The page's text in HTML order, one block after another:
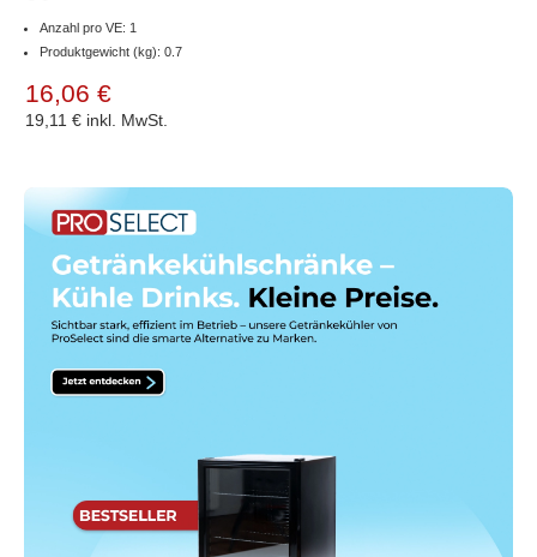
Anzahl pro VE: 1
Produktgewicht (kg): 0.7
16,06 €
19,11 € inkl. MwSt.